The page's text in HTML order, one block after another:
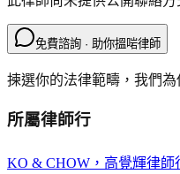
免費諮詢 · 助你搵啱律師
揀選你的法律範疇，我們為
所屬律師行
KO & CHOW ，高覺輝律師